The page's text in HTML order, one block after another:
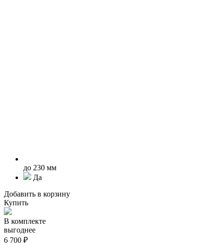
до 230 мм
Да
Добавить в корзину
Купить
В комплекте
выгоднее
6 700 ₽